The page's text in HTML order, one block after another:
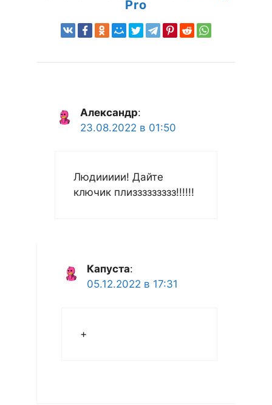
Pro
Александр:
23.08.2022 в 01:50
Людиииии! Дайте
ключик плиззззззззз!!!!!!
Капуста:
05.12.2022 в 17:31
+